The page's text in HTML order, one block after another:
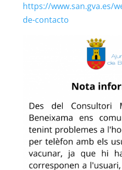
https://www.san.gva.es/
de-contacto